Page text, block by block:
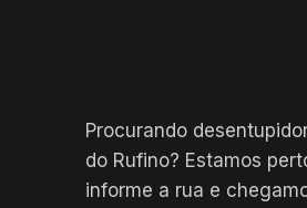
Procurando
do Rufino? Estamos
informe a rua e